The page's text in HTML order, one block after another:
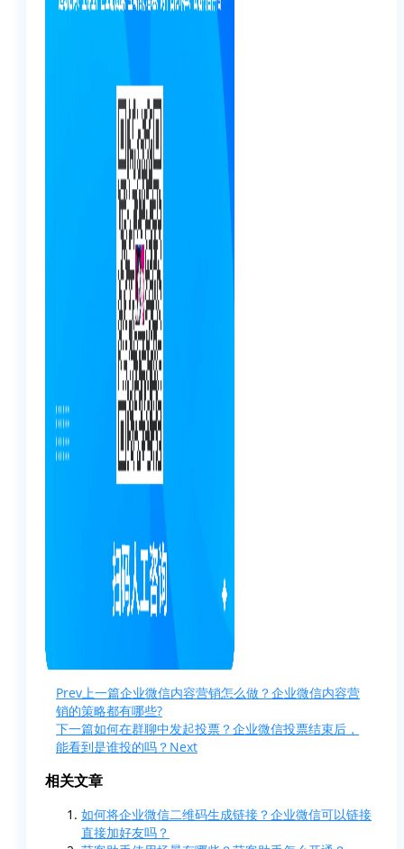
Prev上一篇企业微信内容营销怎么做？企业微信内容营
销的策略都有哪些?
下一篇如何在群聊中发起投票？企业微信投票结束后，
能看到是谁投的吗？ Next
相关文章
如何将企业微信二维码生成链接？企业微信可以链接
直接加好友吗？